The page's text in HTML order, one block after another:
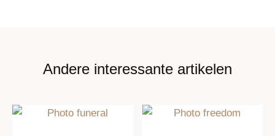
Andere interessante artikelen